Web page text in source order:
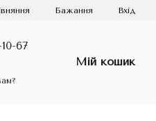
Бажання Вхід
67
Мій кошик